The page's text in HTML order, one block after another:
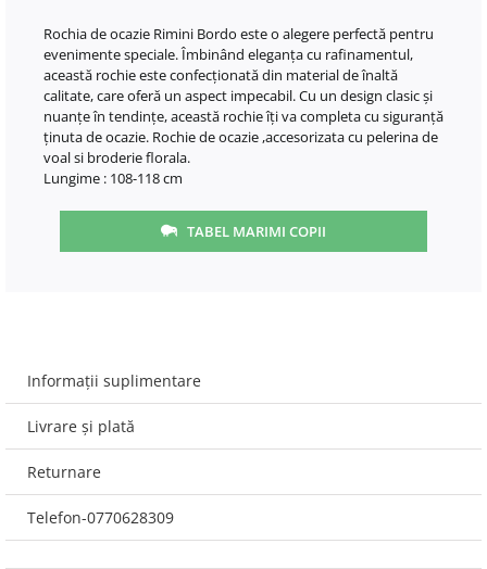
Rochia de ocazie Rimini Bordo este o alegere perfectă pentru
evenimente speciale. Îmbinând eleganța cu rafinamentul,
această rochie este confecționată din material de înaltă
calitate, care oferă un aspect impecabil. Cu un design clasic și
nuanțe în tendințe, această rochie îți va completa cu siguranță
ținuta de ocazie. Rochie de ocazie ,accesorizata cu pelerina de
voal si broderie florala.
Lungime : 108-118 cm
TABEL MARIMI COPII
Informații suplimentare
Livrare și plată
Returnare
Telefon-0770628309